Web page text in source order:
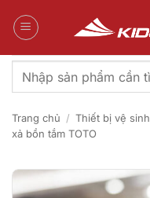
qua
Tìm
kiếm:
Trang chủ / Thiết bị vệ sinh
xả bồn tắm TOTO